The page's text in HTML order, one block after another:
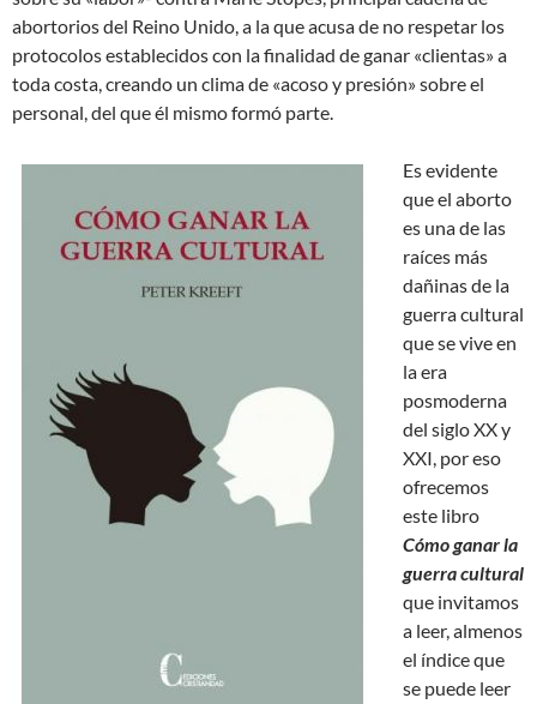
abortorios del Reino Unido, a la que acusa de no respetar los
protocolos establecidos con la finalidad de ganar «clientas» a
toda costa, creando un clima de «acoso y presión» sobre el
personal, del que él mismo formó parte.
Es evidente
que el aborto
es una de las
raíces más
dañinas de la
guerra cultural
que se vive en
la era
posmoderna
del siglo XX y
XXI, por eso
ofrecemos
este libro
Cómo ganar la
guerra cultural
que invitamos
a leer, almenos
el índice que
se puede leer